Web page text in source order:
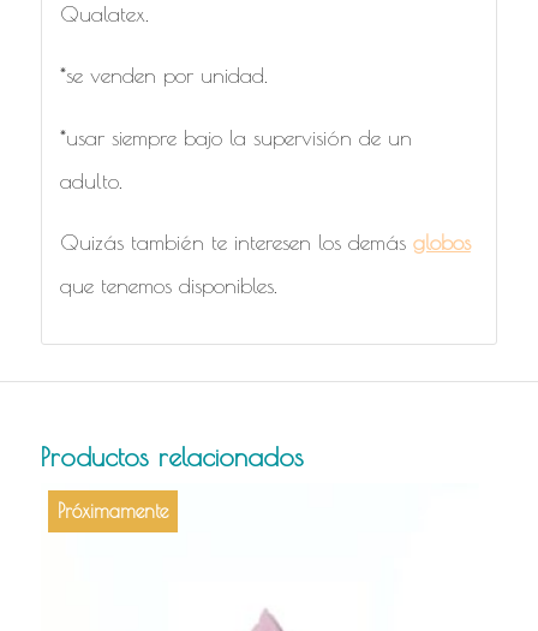
Qualatex.
*se venden por unidad.
*usar siempre bajo la supervisión de un
adulto.
Quizás también te interesen los demás globos
que tenemos disponibles.
Productos relacionados
Próximamente